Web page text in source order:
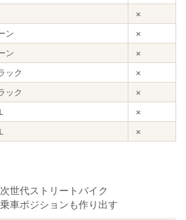
×
ン
×
ン
×
ック
×
ック
×
×
×
世代ストリートバイク
車ポジションも作り出す